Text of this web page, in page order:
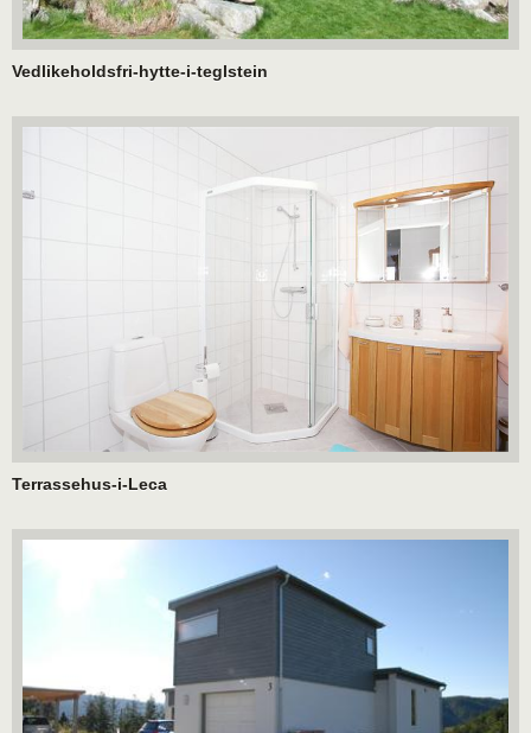
Vedlikeholdsfri-hytte-i-teglstein
Terrassehus-i-Leca